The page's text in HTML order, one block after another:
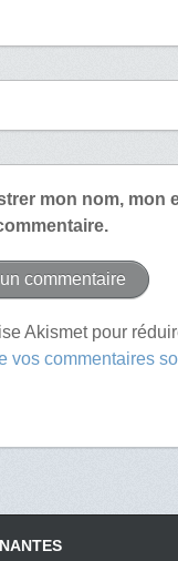
mon nom, mon
Akismet pour
vos commentaires